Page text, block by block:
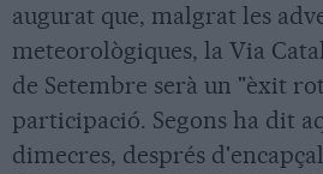
augurat que, malgrat les
meteorològiques, la Via
de Setembre serà un "èxit
participació. Segons ha dit
dimecres, després